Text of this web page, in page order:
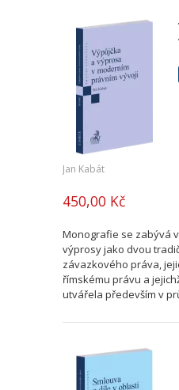
Jan Kabát
450,00 Kč
Monografie se zabývá
výprosy jako dvou
závazkového práva,
římskému právu a
utvářela především v